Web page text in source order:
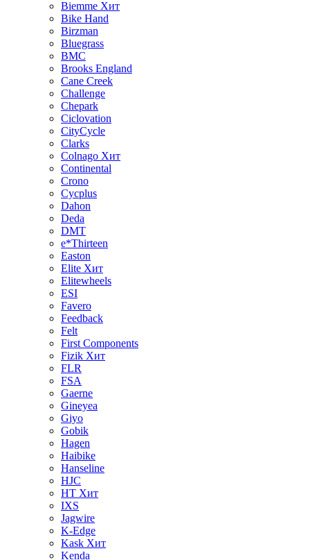
Biemme Хит
Bike Hand
Birzman
Bluegrass
BMC
Brooks England
Cane Creek
Challenge
Chepark
Ciclovation
CityCycle
Clarks
Colnago Хит
Continental
Crono
Cycplus
Dahon
Deda
DMT
e*Thirteen
Easton
Elite Хит
Elitewheels
ESI
Favero
Feedback
Felt
First Components
Fizik Хит
FLR
FSA
Gaerne
Gineyea
Giyo
Gobik
Hagen
Haibike
Hanseline
HJC
HT Хит
IXS
Jagwire
K-Edge
Kask Хит
Kenda